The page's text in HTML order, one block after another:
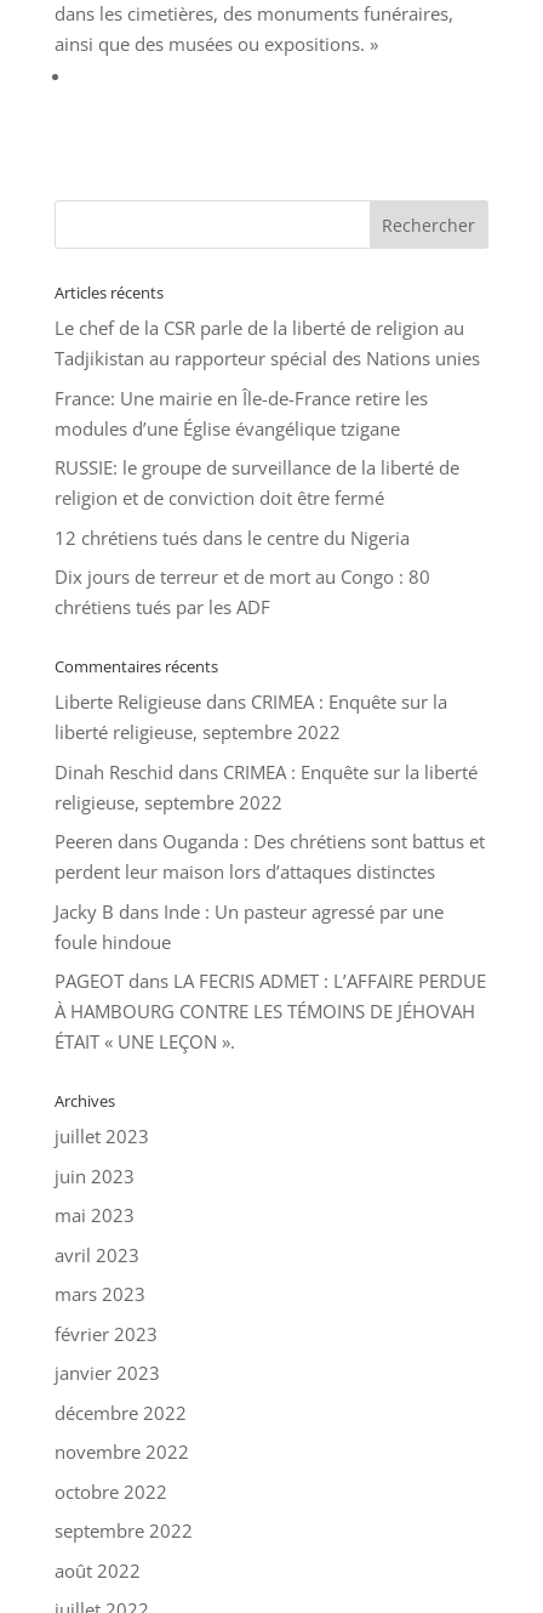
dans les cimetières, des monuments funéraires,
ainsi que des musées ou expositions. »
Articles récents
Le chef de la CSR parle de la liberté de religion au
Tadjikistan au rapporteur spécial des Nations unies
France: Une mairie en Île-de-France retire les
modules d’une Église évangélique tzigane
RUSSIE: le groupe de surveillance de la liberté de
religion et de conviction doit être fermé
12 chrétiens tués dans le centre du Nigeria
Dix jours de terreur et de mort au Congo : 80
chrétiens tués par les ADF
Commentaires récents
Liberte Religieusedans CRIMEA : Enquête sur la
liberté religieuse, septembre 2022
Dinah Reschid dans CRIMEA : Enquête sur la liberté
religieuse, septembre 2022
Peeren dans Ouganda : Des chrétiens sont battus et
perdent leur maison lors d’attaques distinctes
Jacky B dans Inde : Un pasteur agressé par une
foule hindoue
PAGEOTdans LA FECRIS ADMET : L’AFFAIRE PERDUE
À HAMBOURG CONTRE LES TÉMOINS DE JÉHOVAH
ÉTAIT « UNE LEÇON ».
Archives
juillet 2023
juin 2023
mai 2023
avril 2023
mars 2023
février 2023
janvier 2023
décembre 2022
novembre 2022
octobre 2022
septembre 2022
août 2022